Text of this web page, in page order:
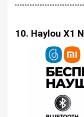
10. Haylou X1